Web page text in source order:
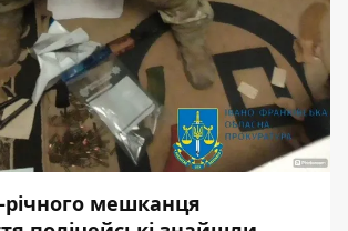
мешканця